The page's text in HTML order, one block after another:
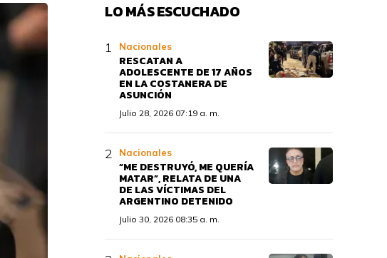
LO MÁS ESCUCHADO
Nacionales
RESCATAN A
ADOLESCENTE DE 17 AÑOS
EN LA COSTANERA DE
ASUNCIÓN
Julio 28, 2026 07:19 a. m.
Nacionales
“ME DESTRUYÓ, ME QUERÍA
MATAR”, RELATA DE UNA
DE LAS VÍCTIMAS DEL
ARGENTINO DETENIDO
Julio 30, 2026 08:35 a. m.